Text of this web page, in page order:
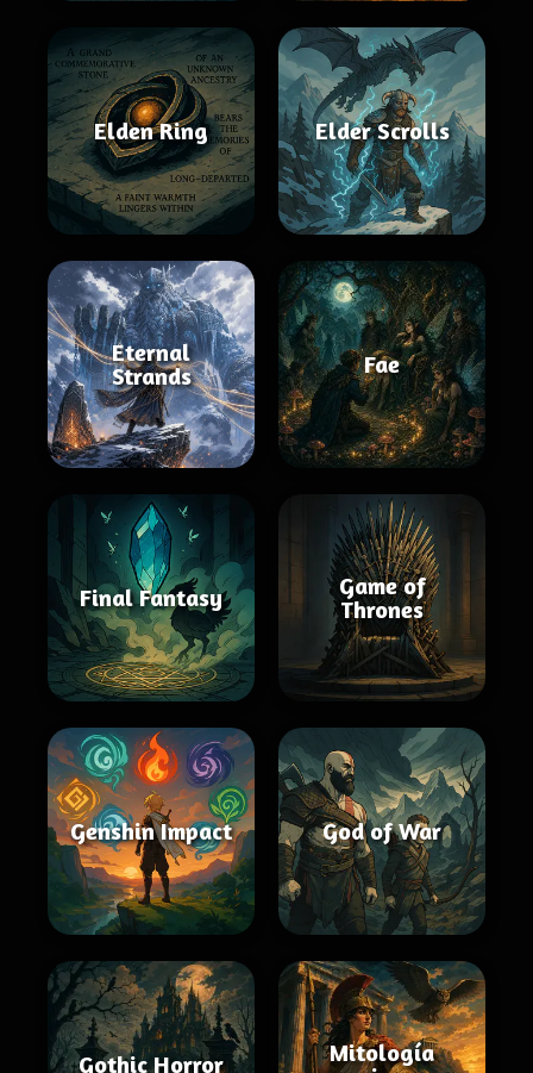
Elden Ring Elder Scrolls
Eternal
Strands
Fae
Final Fantasy
Game of
Thrones
Genshin Impact God of War
Gothic Horror
Mitología